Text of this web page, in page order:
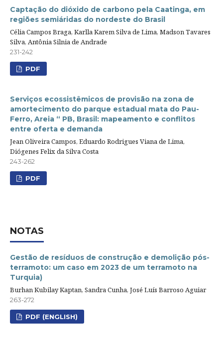
Captação do dióxido de carbono pela Caatinga, em
regiões semiáridas do nordeste do Brasil
Célia Campos Braga, Karlla Karem Silva de Lima, Madson Tavares
Silva, Antônia Silnia de Andrade
231-242
PDF
Serviços ecossistêmicos de provisão na zona de
amortecimento do parque estadual mata do Pau-
Ferro, Areia “ PB, Brasil: mapeamento e conflitos
entre oferta e demanda
Jean Oliveira Campos, Eduardo Rodrigues Viana de Lima,
Diógenes Felix da Silva Costa
243-262
PDF
NOTAS
Gestão de resíduos de construção e demolição pós-
terramoto: um caso em 2023 de um terramoto na
Turquia)
Burhan Kubilay Kaptan, Sandra Cunha, José Luís Barroso Aguiar
263-272
PDF (ENGLISH)